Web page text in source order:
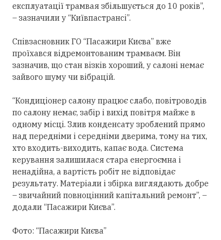
експлуатації трамвая збільшується до 10 років”,
– зазначили у “Київпастрансі”.
Співзасновник ГО “Пасажири Києва” вже
проїхався відремонтованим трамваєм. Він
зазначив, що стан візків хороший, у салоні немає
зайвого шуму чи вібрацій.
“Кондиціонер салону працює слабо, повітроводів
по салону немає, забір і вихід повітря майже в
одному місці. Злив конденсату зроблений прямо
над передніми і середніми дверима, тому на тих,
хто входить-виходить, капає вода. Система
керування залишилася стара енергоємна і
ненадійна, а вартість робіт не відповідає
результату. Матеріали і збірка виглядають добре
– звичайний повноцінний капітальний ремонт”, –
додали “Пасажири Києва”.
Фото: “Пасажири Києва”